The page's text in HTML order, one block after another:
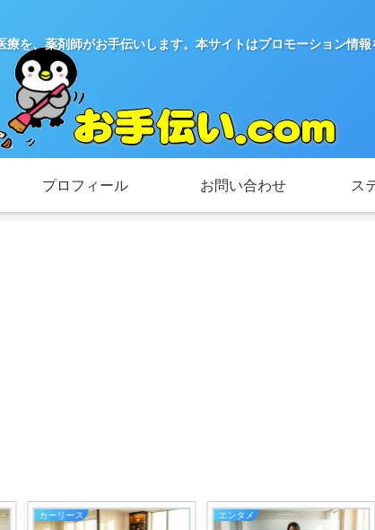
療を、薬剤師がお手伝いします。本サイトはプロモーション情報
プロフィール お問い合わせ ス
オートバイ・モペット・原付バイク